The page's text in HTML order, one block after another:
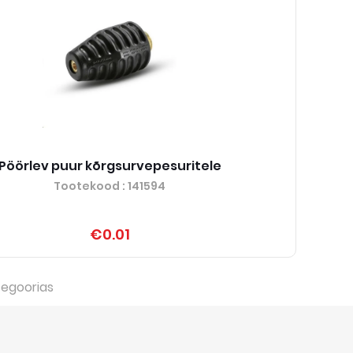
puur kõrgsurvepesuritele
Tootekood : 141594
€0.01